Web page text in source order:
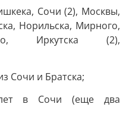
Сочи (2), Москвы,
Норильска, Мирного,
Иркутска (2),
Сочи и Братска;
в Сочи (еще два